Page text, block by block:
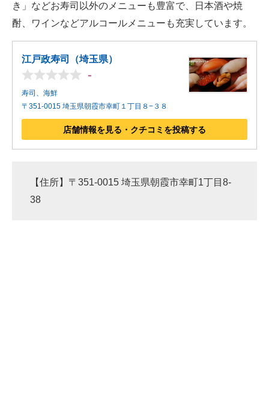
き」などお寿司以外のメニューも豊富で、日本酒や焼
酎、ワインなどアルコールメニューも充実しています。
江戸政寿司（埼玉県）
-
寿司、海鮮
〒351-0015 埼玉県朝霞市幸町１丁目８−３８
店舗情報を見る・クチコミを投稿する
【住所】〒351-0015 埼玉県朝霞市幸町1丁目8-
38